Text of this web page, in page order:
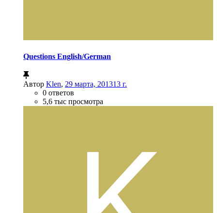
Questions English/German
Автор Klen, 29 марта, 201313 г.
0 ответов
5,6 тыс просмотра